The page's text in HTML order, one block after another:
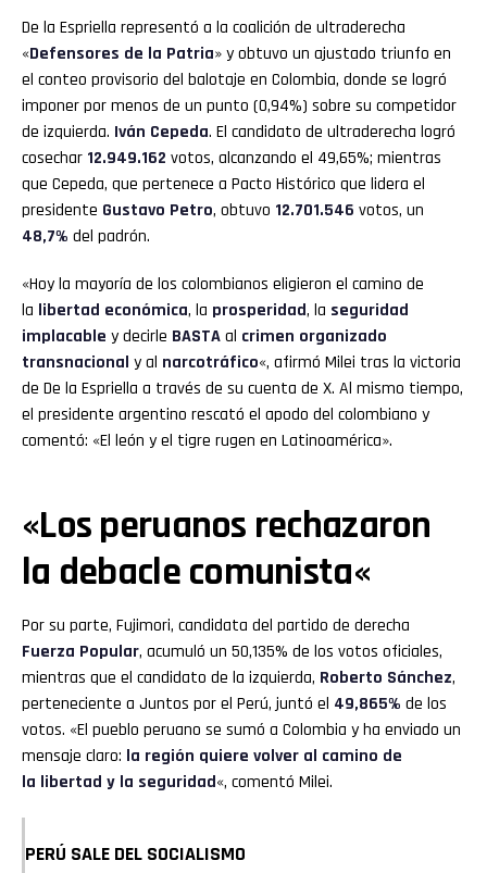
De la Espriella representó a la coalición de ultraderecha
«Defensores de la Patria» y obtuvo un ajustado triunfo en
el conteo provisorio del balotaje en Colombia, donde se logró
imponer por menos de un punto (0,94%) sobre su competidor
de izquierda. Iván Cepeda. El candidato de ultraderecha logró
cosechar 12.949.162 votos, alcanzando el 49,65%; mientras
que Cepeda, que pertenece a Pacto Histórico que lidera el
presidente Gustavo Petro, obtuvo 12.701.546 votos, un
48,7% del padrón.
«Hoy la mayoría de los colombianos eligieron el camino de
la libertad económica, la prosperidad, la seguridad
implacable y decirle BASTAal crimen organizado
transnacional y al narcotráfico«, afirmó Milei tras la victoria
de De la Espriella a través de su cuenta de X. Al mismo tiempo,
el presidente argentino rescató el apodo del colombiano y
comentó: «El león y el tigre rugen en Latinoamérica».
«Los peruanos rechazaron
la debacle comunista«
Por su parte, Fujimori, candidata del partido de derecha
Fuerza Popular, acumuló un 50,135% de los votos oficiales,
mientras que el candidato de la izquierda, Roberto Sánchez,
perteneciente a Juntos por el Perú, juntó el 49,865% de los
votos. «El pueblo peruano se sumó a Colombia y ha enviado un
mensaje claro: la región quiere volver al camino de
la libertad y la seguridad«, comentó Milei.
PERÚ SALE DEL SOCIALISMO